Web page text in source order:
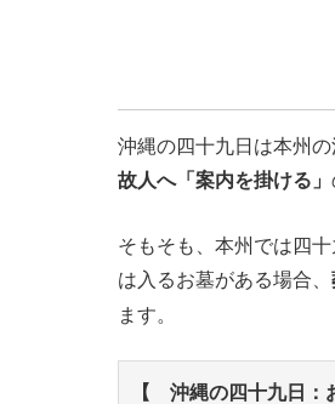
沖縄の四十九日は本州
故人へ「案内を掛ける」
そもそも、本州では四
は入るお墓がある場合、
ます。
【 沖縄の四十九日：